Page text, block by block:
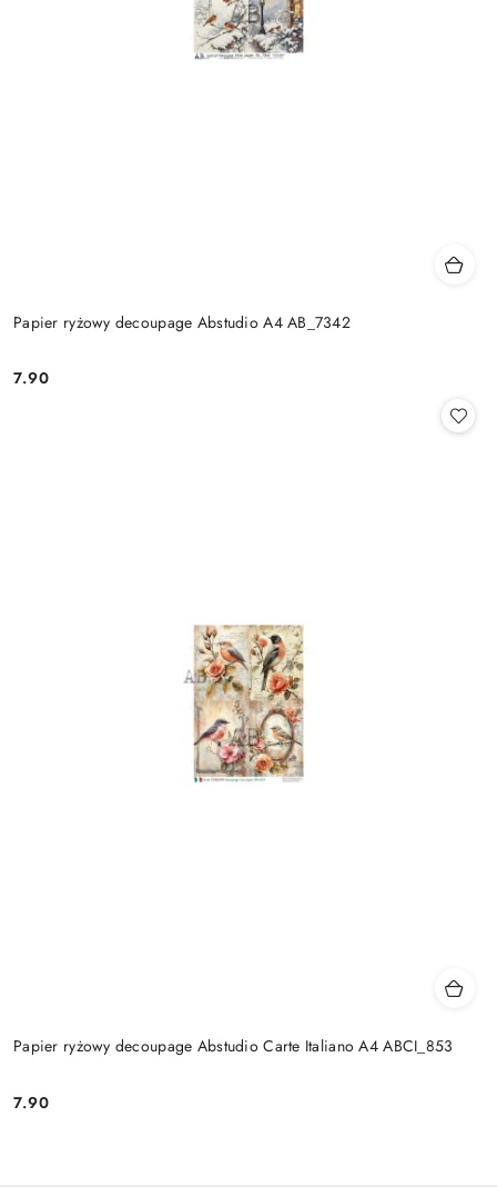
Papier ryżowy decoupage Abstudio A4 AB_7342
Cena:
7.90
Papier ryżowy decoupage Abstudio Carte Italiano A4 ABCI_853
Cena:
7.90